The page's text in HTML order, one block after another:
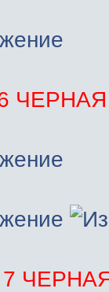
ЧЕРНАЯ